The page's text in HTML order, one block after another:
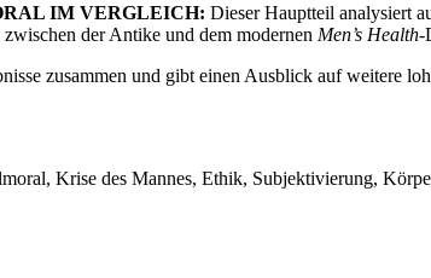
IM VERGLEICH: Dieser Hauptteil analysiert
der Antike und dem modernen Men’s Health-
zusammen und gibt einen Ausblick auf weitere
Krise des Mannes, Ethik, Subjektivierung,